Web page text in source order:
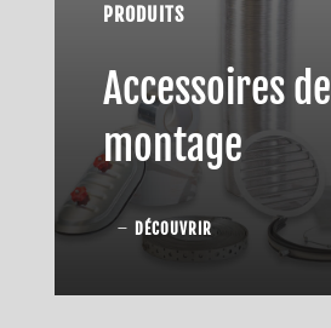
PRODUITS
Accessoires de
montage
DÉCOUVRIR